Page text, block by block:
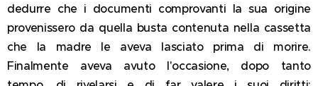
dedurre che i documenti comprovanti la sua origine
provenissero da quella busta contenuta nella cassetta
che la madre le aveva lasciato prima di morire.
Finalmente aveva avuto l'occasione, dopo tanto